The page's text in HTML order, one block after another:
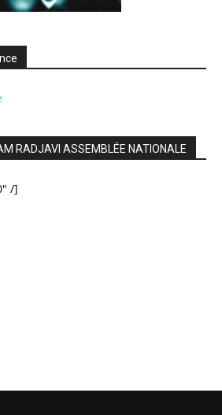
RADJAVI ASSEMBLÉE NATIONALE
/]